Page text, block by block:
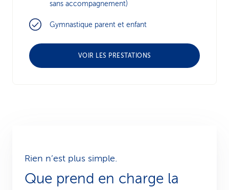
sans accompagnement)
Gymnastique parent et enfant
VOIR LES PRESTATIONS
Rien n’est plus simple.
Que prend en charge la